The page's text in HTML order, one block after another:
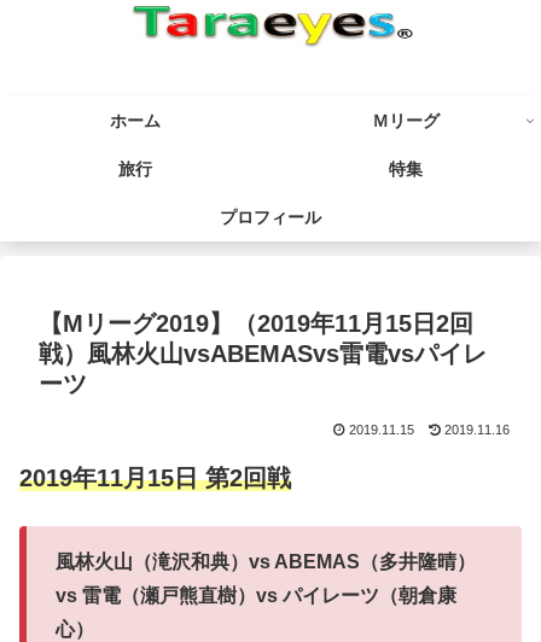
ホーム Ｍリーグ
旅行 特集
プロフィール
【Mリーグ2019】（2019年11月15日2回
戦）風林火山vsABEMASvs雷電vsパイレ
ーツ
2019.11.15 2019.11.16
2019年11月15日 第2回戦
風林火山（滝沢和典）vs ABEMAS（多井隆晴）
vs 雷電（瀬戸熊直樹）vs パイレーツ（朝倉康
心）